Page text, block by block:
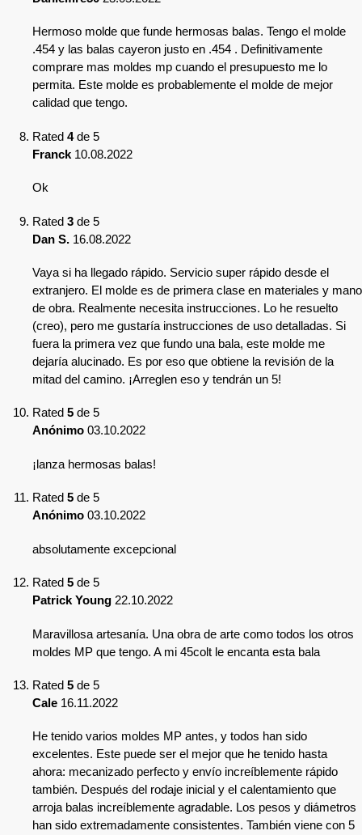
Hermoso molde que funde hermosas balas. Tengo el molde
.454 y las balas cayeron justo en .454 . Definitivamente
comprare mas moldes mp cuando el presupuesto me lo
permita. Este molde es probablemente el molde de mejor
calidad que tengo.
Rated 4de 5
Franck 10.08.2022
Ok
Rated 3 de 5
Dan S. 16.08.2022
Vaya si ha llegado rápido. Servicio super rápido desde el
extranjero. El molde es de primera clase en materiales y mano
de obra. Realmente necesita instrucciones. Lo he resuelto
(creo), pero me gustaría instrucciones de uso detalladas. Si
fuera la primera vez que fundo una bala, este molde me
dejaría alucinado. Es por eso que obtiene la revisión de la
mitad del camino. ¡Arreglen eso y tendrán un 5!
Rated 5 de 5
Anónimo 03.10.2022
¡lanza hermosas balas!
Rated 5 de 5
Anónimo 03.10.2022
absolutamente excepcional
Rated 5 de 5
Patrick Young 22.10.2022
Maravillosa artesanía. Una obra de arte como todos los otros
moldes MP que tengo. A mi 45colt le encanta esta bala
Rated 5 de 5
Cale 16.11.2022
He tenido varios moldes MP antes, y todos han sido
excelentes. Este puede ser el mejor que he tenido hasta
ahora: mecanizado perfecto y envío increíblemente rápido
también. Después del rodaje inicial y el calentamiento que
arroja balas increíblemente agradable. Los pesos y diámetros
han sido extremadamente consistentes. También viene con 5